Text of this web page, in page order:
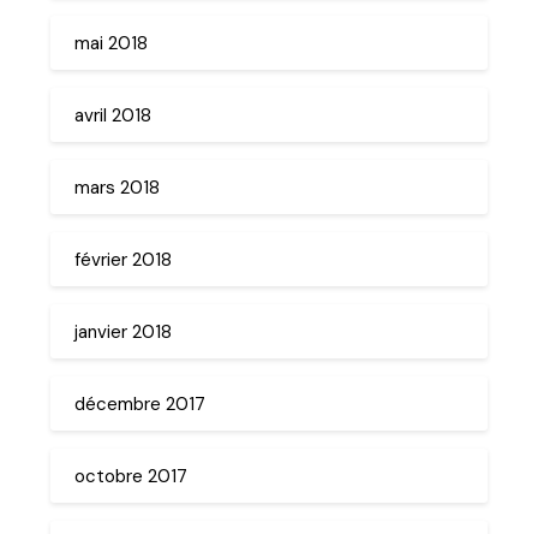
mai 2018
avril 2018
mars 2018
février 2018
janvier 2018
décembre 2017
octobre 2017